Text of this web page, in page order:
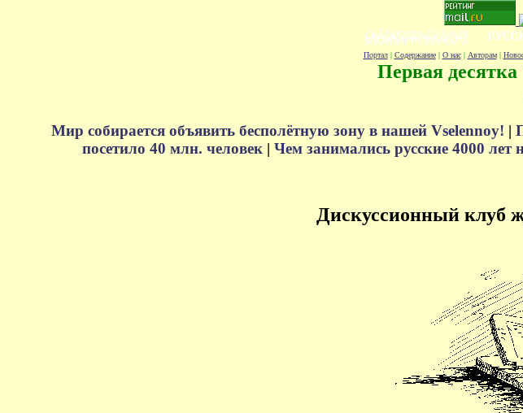
Портал| Содержание| О нас| Авторам|
Первая
Мир собирается объявить бесполётную зону в нашей Vselennoy! |
посетило 40 млн. человек| Чем занимались русские 4000 лет
Дискуссионный клуб